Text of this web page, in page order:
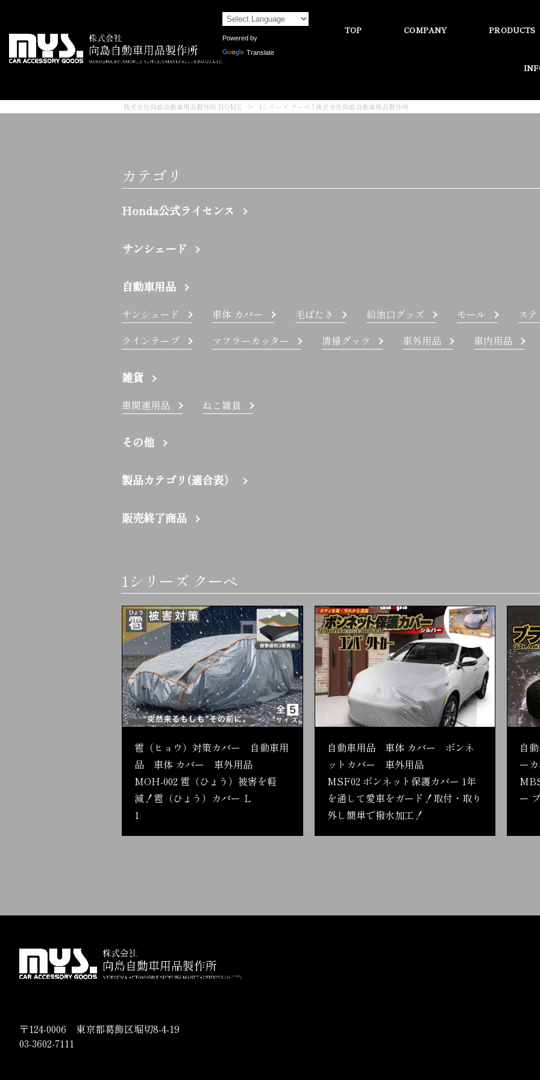
Powered by
Translate
TOP COMPANY PRODUCTS
株式会社向島自動車用品製作所 HOME > 1シリーズ クーペ | 株式会社向島自動車用品製作所
カテゴリ
Honda公式ライセンス
サンシェード
自動車用品
サンシェード 車体 カバー 毛ばたき 給油口グッズ モール
ス
ラインテープ
マフラーカッター 清掃グッツ 車外用品 車内用品
雑貨
車関連用品 ねこ雑貨
その他
製品カテゴリ(適合表）
販売終了商品
1シリーズ クーペ
雹（ヒョウ）対策カバー 自動車用
品 車体 カバー 車外用品
MOH-002 雹（ひょう）被害を軽
減！雹（ひょう）カバー Ｌ
1
自動車用品 車体 カバー ボンネ
ットカバー 車外用品
MSF02 ボンネット保護カバー 1年
を通して愛車をガード！取付・取り
外し簡単で撥水加工！
自
ー
ー
〒124-0006 東京都葛飾区堀切8-4-19
03-3602-7111